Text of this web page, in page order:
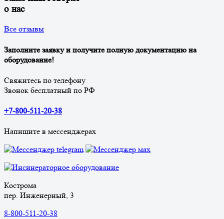
о нас
Все отзывы
Заполните заявку и получите полную документацию на
оборудование!
Свяжитесь по телефону
Звонок бесплатный по РФ
+7-800-511-20-38
Напишите в мессенджерах
Кострома
пер. Инженерный, 3
8-800-511-20-38